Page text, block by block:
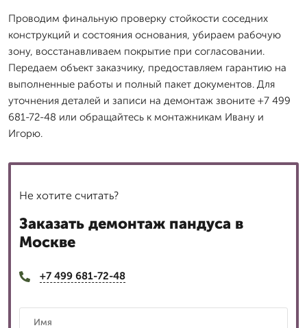
Проводим финальную проверку стойкости соседних
конструкций и состояния основания, убираем рабочую
зону, восстанавливаем покрытие при согласовании.
Передаем объект заказчику, предоставляем гарантию на
выполненные работы и полный пакет документов. Для
уточнения деталей и записи на демонтаж звоните +7 499
681-72-48 или обращайтесь к монтажникам Ивану и
Игорю.
Не хотите считать?
Заказать демонтаж пандуса в
Москве
+7 499 681-72-48